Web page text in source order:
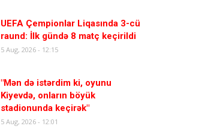
UEFA Çempionlar Liqasında 3-cü
raund: İlk gündə 8 matç keçirildi
5 Aug, 2026 - 12:15
"Mən də istərdim ki, oyunu
Kiyevdə, onların böyük
stadionunda keçirək"
5 Aug, 2026 - 12:01